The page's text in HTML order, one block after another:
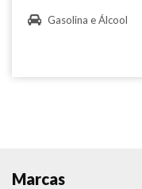
Gasolina e Álcool
Marcas